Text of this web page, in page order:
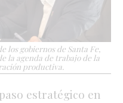
los gobiernos de Santa Fe,
la agenda de trabajo de la
productiva.
estratégico en